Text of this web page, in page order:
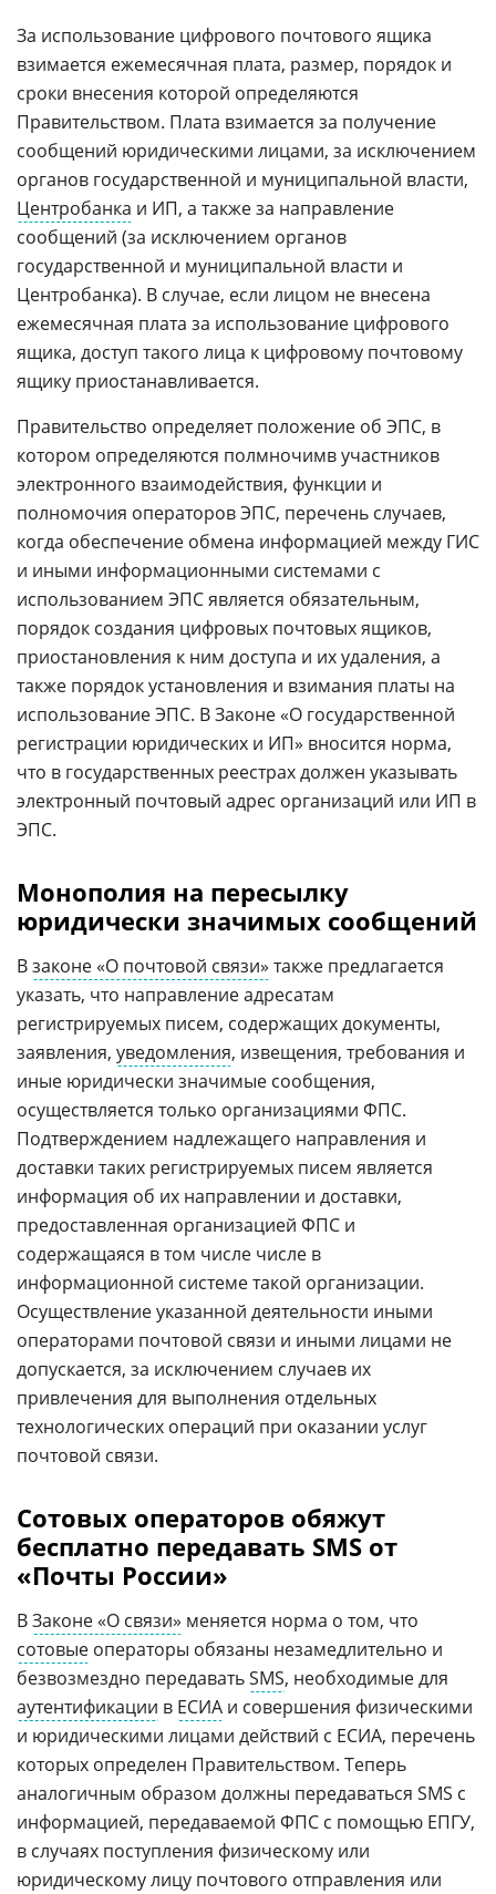
За использование цифрового почтового ящика
взимается ежемесячная плата, размер, порядок и
сроки внесения которой определяются
Правительством. Плата взимается за получение
сообщений юридическими лицами, за исключением
органов государственной и муниципальной власти,
Центробанка и ИП, а также за направление
сообщений (за исключением органов
государственной и муниципальной власти и
Центробанка). В случае, если лицом не внесена
ежемесячная плата за использование цифрового
ящика, доступ такого лица к цифровому почтовому
ящику приостанавливается.
Правительство определяет положение об ЭПС, в
котором определяются полмночимв участников
электронного взаимодействия, функции и
полномочия операторов ЭПС, перечень случаев,
когда обеспечение обмена информацией между ГИС
и иными информационными системами с
использованием ЭПС является обязательным,
порядок создания цифровых почтовых ящиков,
приостановления к ним доступа и их удаления, а
также порядок установления и взимания платы на
использование ЭПС. В Законе «О государственной
регистрации юридических и ИП» вносится норма,
что в государственных реестрах должен указывать
электронный почтовый адрес организаций или ИП в
ЭПС.
Монополия на пересылку
юридически значимых сообщений
Взаконе «О почтовой связи» также предлагается
указать, что направление адресатам
регистрируемых писем, содержащих документы,
заявления, уведомления, извещения, требования и
иные юридически значимые сообщения,
осуществляется только организациями ФПС.
Подтверждением надлежащего направления и
доставки таких регистрируемых писем является
информация об их направлении и доставки,
предоставленная организацией ФПС и
содержащаяся в том числе числе в
информационной системе такой организации.
Осуществление указанной деятельности иными
операторами почтовой связи и иными лицами не
допускается, за исключением случаев их
привлечения для выполнения отдельных
технологических операций при оказании услуг
почтовой связи.
Сотовых операторов обяжут
бесплатно передавать SMS от
«Почты России»
ВЗаконе «О связи» меняется норма о том, что
сотовые операторы обязаны незамедлительно и
безвозмездно передаватьSMS, необходимые для
аутентификации в ЕСИА и совершения физическими
и юридическими лицами действий с ЕСИА, перечень
которых определен Правительством. Теперь
аналогичным образом должны передаваться SMS с
информацией, передаваемой ФПС с помощью ЕПГУ,
в случаях поступления физическому или
юридическому лицу почтового отправления или